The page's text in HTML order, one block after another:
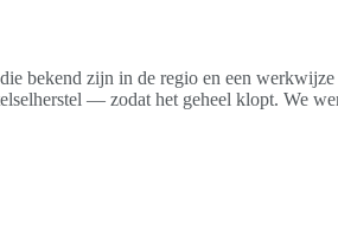
bekend zijn in de regio en een
— zodat het geheel klopt. We